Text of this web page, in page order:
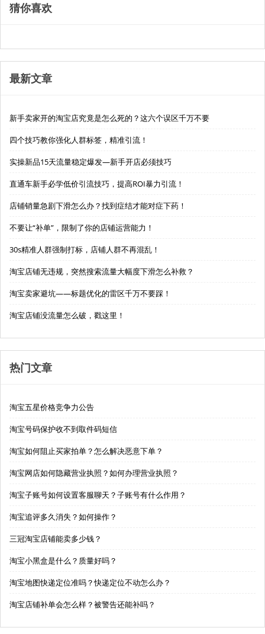
猜你喜欢
最新文章
新手卖家开的淘宝店究竟是怎么死的？这六个误区千万不要
四个技巧教你强化人群标签，精准引流！
实操新品15天流量稳定爆发—新手开店必须技巧
直通车新手必学低价引流技巧，提高ROI暴力引流！
店铺销量急剧下滑怎么办？找到症结才能对症下药！
不要让“补单”，限制了你的店铺运营能力！
30s精准人群强制打标，店铺人群不再混乱！
淘宝店铺无违规，突然搜索流量大幅度下滑怎么补救？
淘宝卖家避坑——标题优化的雷区千万不要踩！
淘宝店铺没流量怎么破，戳这里！
热门文章
淘宝五星价格竞争力公告
淘宝号码保护收不到取件码短信
淘宝如何阻止买家拍单？怎么解决恶意下单？
淘宝网店如何隐藏营业执照？如何办理营业执照？
淘宝子账号如何设置客服聊天？子账号有什么作用？
淘宝追评多久消失？如何操作？
三冠淘宝店铺能卖多少钱？
淘宝小黑盒是什么？质量好吗？
淘宝地图快递定位准吗？快递定位不动怎么办？
淘宝店铺补单会怎么样？被警告还能补吗？